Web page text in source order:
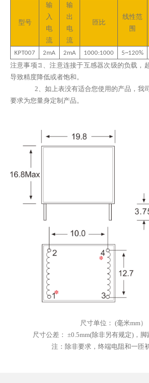
型号
输
入
电
流
输
出
电
流
匝比
线性范
围
KPT007 2mA 2mA 1000:1000 5~120%
注意事项∶1、注意连接于互感器次级的负载 ，
导致精度降低或者饱和 。
2、 如上表没有适合您使用的产品，我
要求为您量身定制产品。
尺寸单位 ： (毫米mm）
尺寸公差 ： ±0.5mm(除非另有规定)，脚
注： 除非要求，终端电阻和一匝